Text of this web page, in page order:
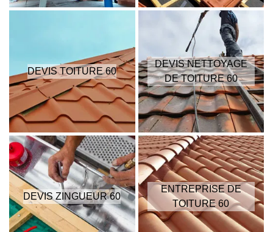
DEVIS TOITURE 60
DEVIS NETTOYAGE
DE TOITURE 60
DEVIS ZINGUEUR 60
ENTREPRISE DE
TOITURE 60